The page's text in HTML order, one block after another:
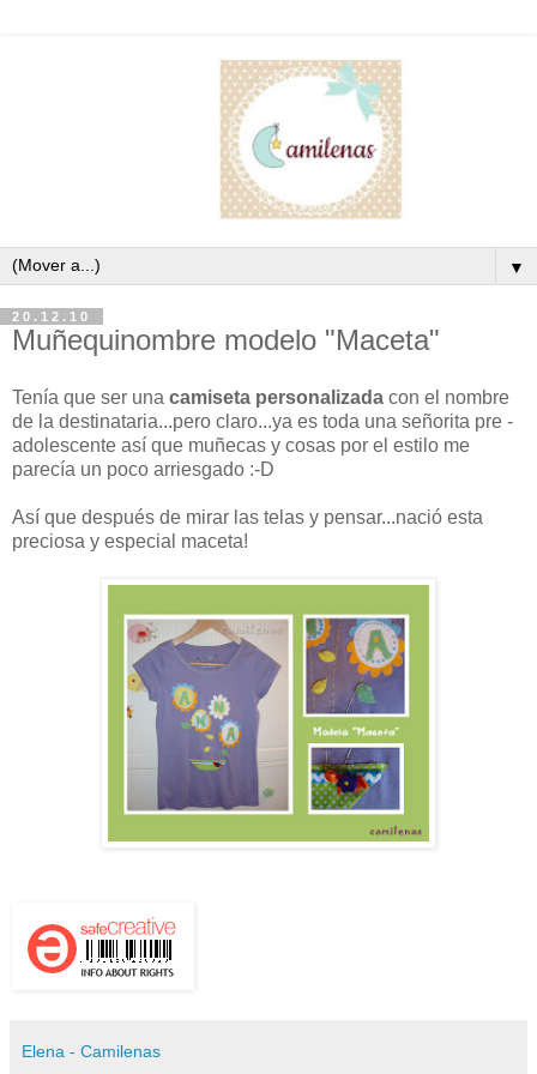
▼
20.12.10
Muñequinombre modelo "Maceta"
Tenía que ser una camiseta personalizada con el nombre
de la destinataria...pero claro...ya es toda una señorita pre -
adolescente así que muñecas y cosas por el estilo me
parecía un poco arriesgado :-D
Así que después de mirar las telas y pensar...nació esta
preciosa y especial maceta!
Elena - Camilenas